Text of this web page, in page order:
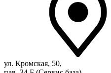
ул. Кромская, 50,